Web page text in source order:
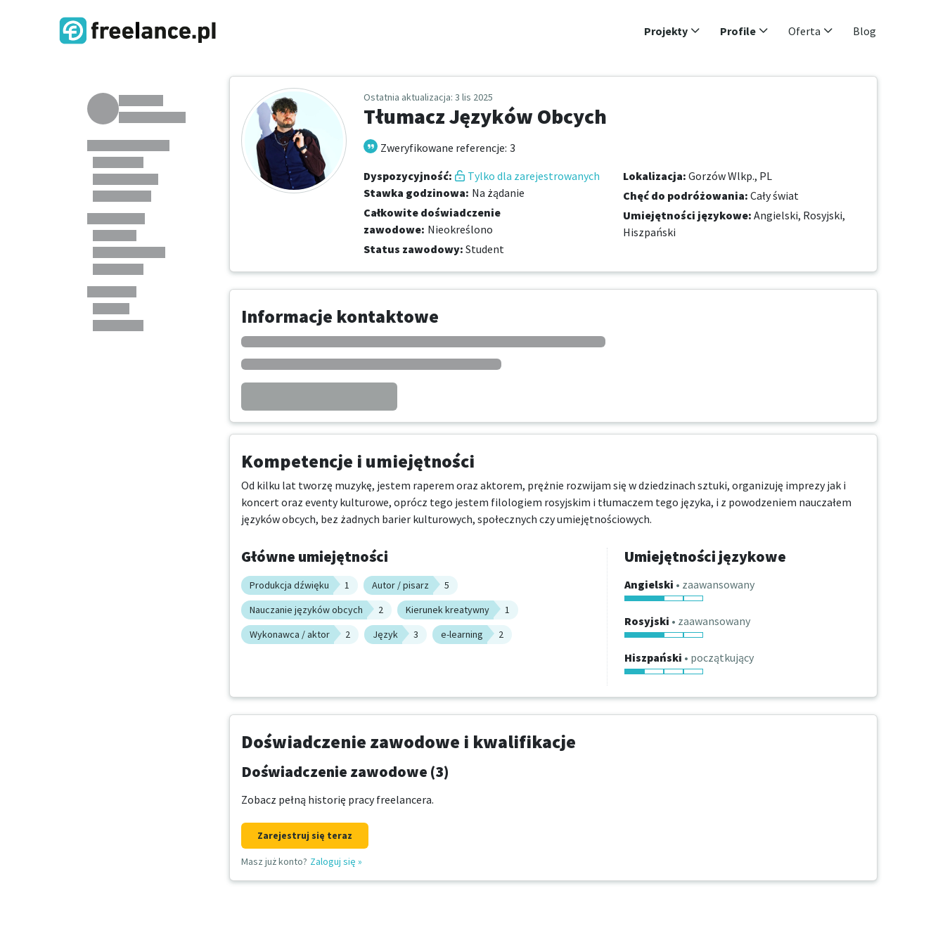
Projekty Profile Oferta Blog
Ostatnia aktualizacja: 3 lis 2025
Tłumacz Języków Obcych
Zweryfikowane referencje: 3
Dyspozycyjność:
Tylko dla zarejestrowanych
Stawka godzinowa: Na żądanie
Całkowite doświadczenie
zawodowe: Nieokreślono
Status zawodowy: Student
Lokalizacja: Gorzów Wlkp., PL
Chęć do podróżowania: Cały świat
Umiejętności językowe: Angielski, Rosyjski,
Hiszpański
Informacje kontaktowe
Kompetencje i umiejętności
Od kilku lat tworzę muzykę, jestem raperem oraz aktorem, prężnie rozwijam się w dziedzinach sztuki, organizuję imprezy jak i
koncert oraz eventy kulturowe, oprócz tego jestem filologiem rosyjskim i tłumaczem tego języka, i z powodzeniem nauczałem
języków obcych, bez żadnych barier kulturowych, społecznych czy umiejętnościowych.
Główne umiejętności
Produkcja dźwięku 1 Autor / pisarz
5
Nauczanie języków obcych
2 Kierunek kreatywny
1
Wykonawca / aktor
2 Język 3 e-learning 2
Umiejętności językowe
Angielski • zaawansowany
Rosyjski • zaawansowany
Hiszpański • początkujący
Doświadczenie zawodowe i kwalifikacje
Doświadczenie zawodowe (3)
Zobacz pełną historię pracy freelancera.
Zarejestruj się teraz
Masz już konto? Zaloguj się »